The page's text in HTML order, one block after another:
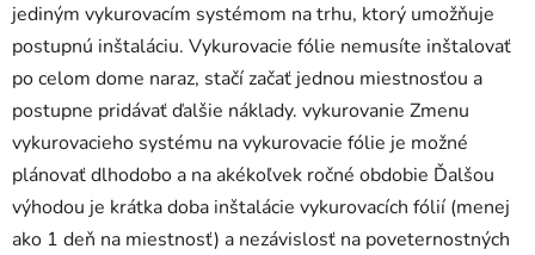
jediným vykurovacím systémom na trhu, ktorý umožňuje
postupnú inštaláciu. Vykurovacie fólie nemusíte inštalovať
po celom dome naraz, stačí začať jednou miestnosťou a
postupne pridávať ďalšie náklady. vykurovanie Zmenu
vykurovacieho systému na vykurovacie fólie je možné
plánovať dlhodobo a na akékoľvek ročné obdobie Ďalšou
výhodou je krátka doba inštalácie vykurovacích fólií (menej
ako 1 deň na miestnosť) a nezávislosť na poveternostných